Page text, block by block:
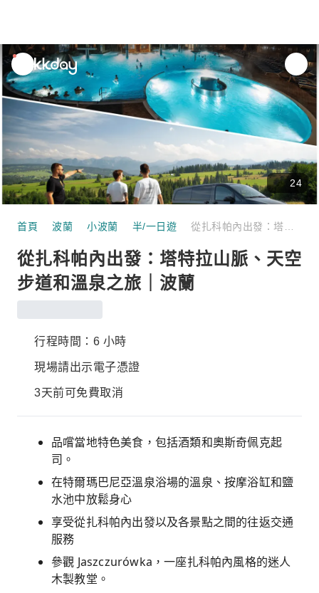
unread
notifications
24
首頁 波蘭 小波蘭 半/一日遊
從扎科帕內出發：塔特拉山脈、天空
步道和溫泉之旅｜波蘭
行程時間：6 小時
現場請出示電子憑證
3天前可免費取消
品嚐當地特色美食，包括酒類和奧斯奇佩克起
司。
在特爾瑪巴尼亞溫泉浴場的溫泉、按摩浴缸和鹽
水池中放鬆身心
享受從扎科帕內出發以及各景點之間的往返交通
服務
參觀 Jaszczurówka，一座扎科帕內風格的迷人
木製教堂。